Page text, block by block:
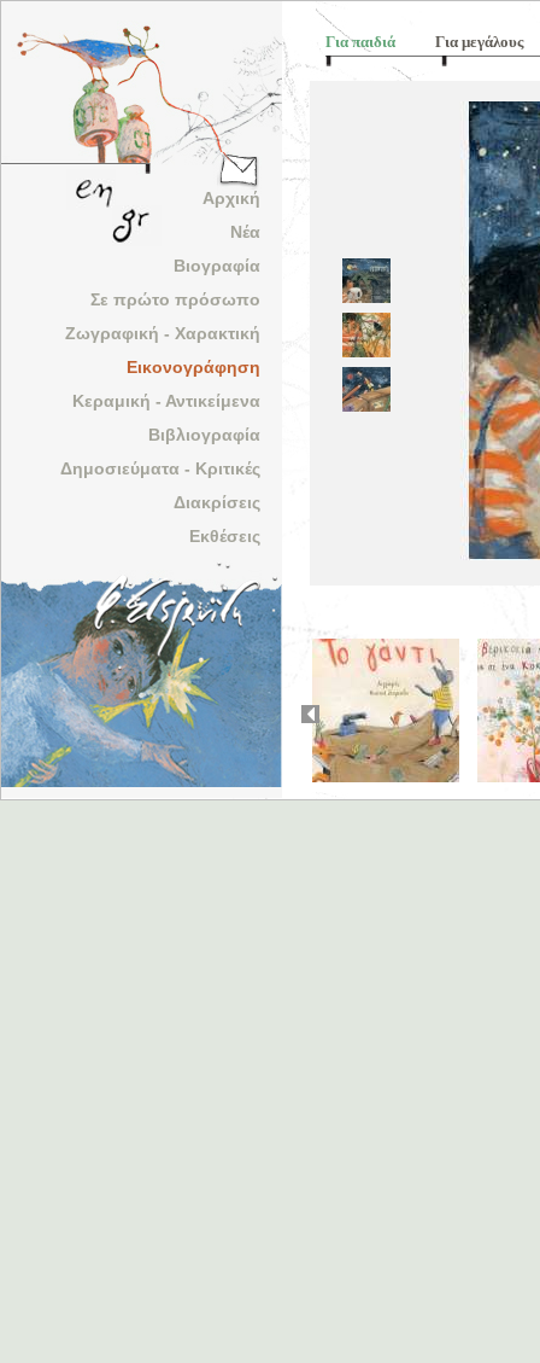
Αρχική
Νέα
Βιογραφία
Σε πρώτο πρόσωπο
Ζωγραφική - Χαρακτική
Εικονογράφηση
Κεραμική - Αντικείμενα
Βιβλιογραφία
Δημοσιεύματα - Κριτικές
Διακρίσεις
Εκθέσεις
Για παιδιά Για μεγάλους